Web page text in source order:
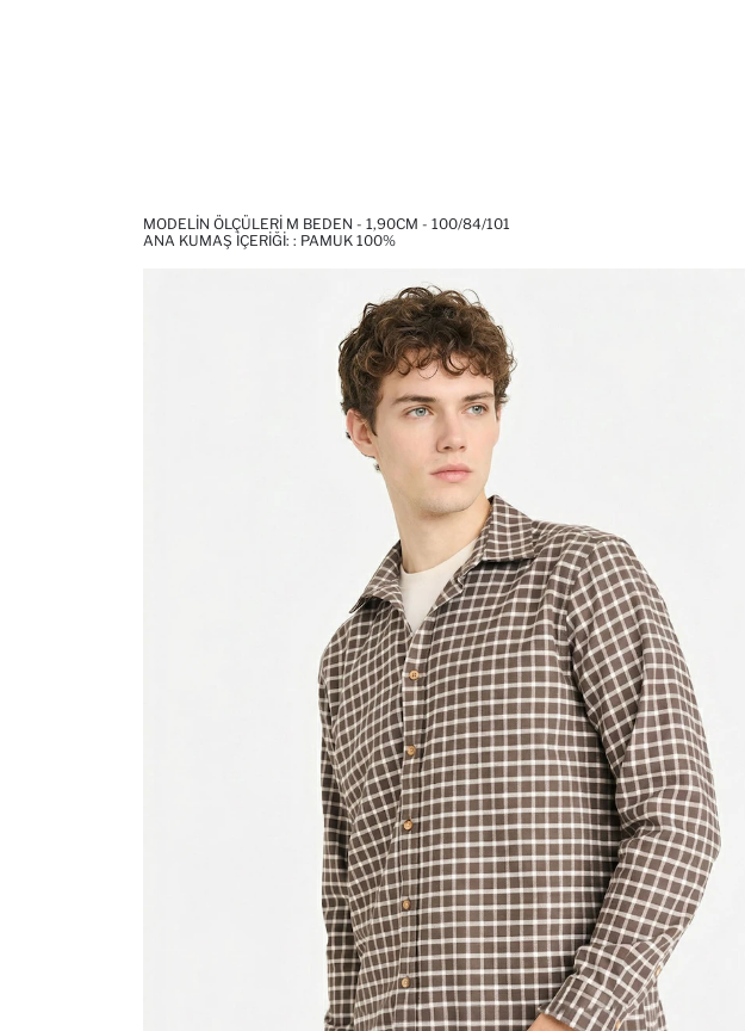
MODELIN ÖLÇÜLERI M BEDEN - 1,90CM - 100/84/101
ANA KUMAŞ İÇERIĞI: : PAMUK 100%